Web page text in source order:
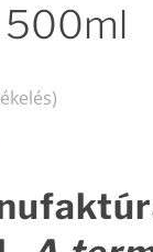
500ml